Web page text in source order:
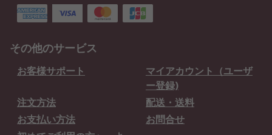
その他のサービス
お客様サポート
マイアカウント（ユーザ
ー登録)
注文方法
配送・送料
お支払い方法
お問合せ